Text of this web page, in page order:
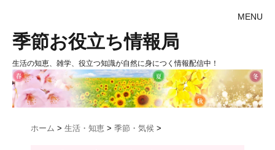
MENU
季節お役立ち情報局
生活の知恵、雑学、役立つ知識が自然に身につく情報配信中！
ホーム > 生活・知恵 > 季節・気候 >